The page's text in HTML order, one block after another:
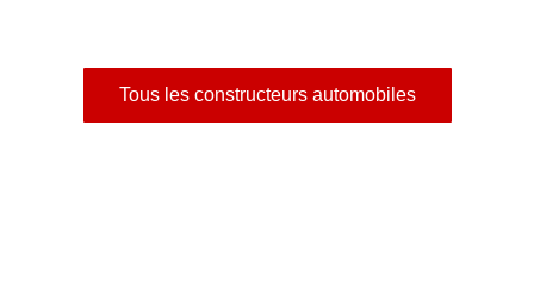
Tous les constructeurs automobiles